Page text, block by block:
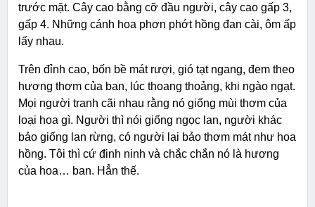
trước mặt. Cây cao bằng cỡ đầu người, cây cao gấp 3,
gấp 4. Những cánh hoa phơn phớt hồng đan cài, ôm ấp
lấy nhau.
Trên đỉnh cao, bốn bề mát rượi, gió tạt ngang, đem theo
hương thơm của ban, lúc thoang thoảng, khi ngào ngạt.
Mọi người tranh cãi nhau rằng nó giống mùi thơm của
loại hoa gì. Người thì nói giống ngọc lan, người khác
bảo giống lan rừng, có người lại bảo thơm mát như hoa
hồng. Tôi thì cứ đinh ninh và chắc chắn nó là hương
của hoa… ban. Hẳn thế.